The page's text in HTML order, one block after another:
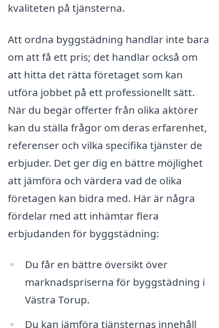
kvaliteten på tjänsterna.
Att ordna byggstädning handlar inte bara
om att få ett pris; det handlar också om
att hitta det rätta företaget som kan
utföra jobbet på ett professionellt sätt.
När du begär offerter från olika aktörer
kan du ställa frågor om deras erfarenhet,
referenser och vilka specifika tjänster de
erbjuder. Det ger dig en bättre möjlighet
att jämföra och värdera vad de olika
företagen kan bidra med. Här är några
fördelar med att inhämtar flera
erbjudanden för byggstädning:
Du får en bättre översikt över
marknadspriserna för byggstädning i
Västra Torup.
Du kan jämföra tjänsternas innehåll